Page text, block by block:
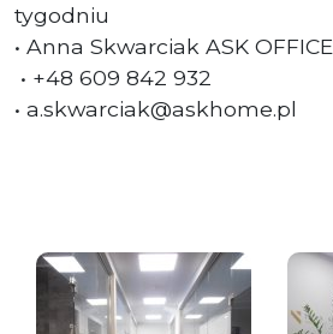
tygodniu
• Anna Skwarciak ASK OFFICE
• +48 609 842 932
• a.skwarciak@askhome.pl